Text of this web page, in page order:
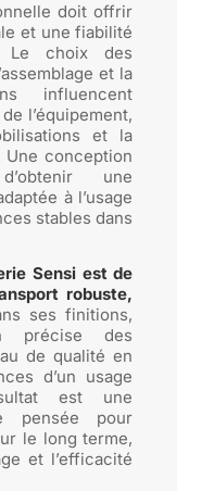
doit offrir
et une fiabilité
Le choix des
et la
influencent
l’équipement,
et la
Une conception
une
à l’usage
stables dans
Sensiest de
robuste,
ses finitions,
précise des
de qualité en
d’un usage
est une
pensée pour
le long terme,
et l’efficacité